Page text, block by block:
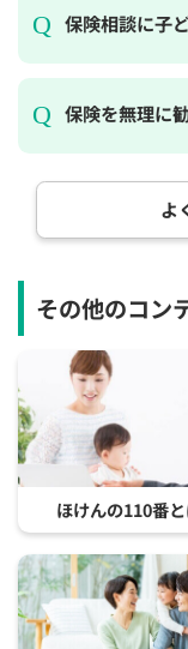
保険相談に子
保険を無理に
よ
その他のコン
ほけんの110番と